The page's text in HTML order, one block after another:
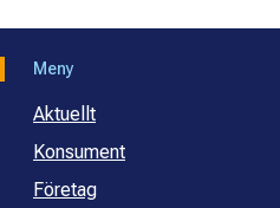
Meny
Aktuellt
Konsument
Företag